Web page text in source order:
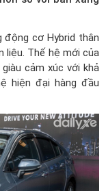
cơ Hybrid thân
liệu. Thế hệ mới của
cảm xúc với khả
hiện đại hàng đầu